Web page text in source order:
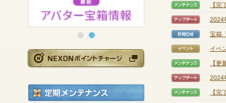
NEXONポイントチ
定期メンテナンス
【メ
【
【ア
2024
【お
宝箱
【イ
イベ
【メ
【
【ア
2024
【メ
【